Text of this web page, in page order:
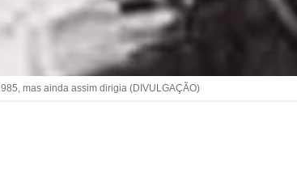
mas ainda assim dirigia (DIVULGAÇÃO)